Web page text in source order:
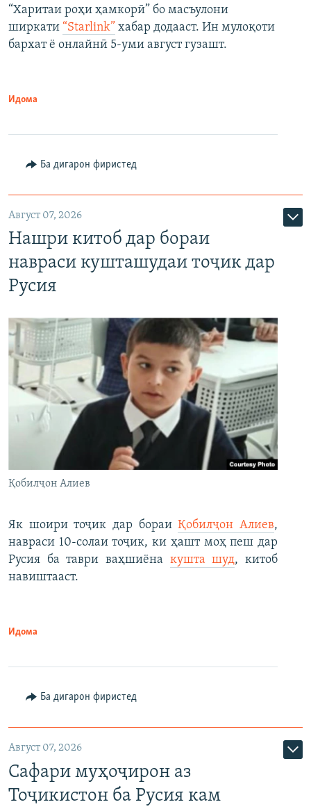
“Харитаи роҳи ҳамкорӣ” бо масъулони
ширкати “Starlink” хабар додааст. Ин мулоқоти
бархат ё онлайнӣ 5-уми август гузашт.
Идома
Ба дигарон фиристед
Август 07, 2026
Нашри китоб дар бораи
навраси кушташудаи тоҷик дар
Русия
Қобилҷон Алиев
Як шоири тоҷик дар бораиҚобилҷон Алиев,
навраси 10-солаи тоҷик, ки ҳашт моҳ пеш дар
Русия ба таври ваҳшиёна кушта шуд, китоб
навиштааст.
Идома
Ба дигарон фиристед
Август 07, 2026
Сафари муҳоҷирон аз
Тоҷикистон ба Русия кам